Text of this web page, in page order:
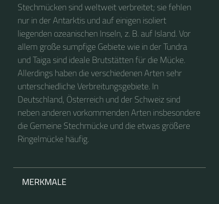
Stechmücken sind weltweit verbreitet; sie fehlen
nur in der Antarktis und auf einigen isoliert
liegenden ozeanischen Inseln, z. B. auf Island. Vor
allem große sumpfige Gebiete wie in der Tundra
und Taiga sind ideale Brutstätten für die Mücke.
Allerdings haben die verschiedenen Arten sehr
unterschiedliche Verbreitungsgebiete. In
Deutschland, Österreich und der Schweiz sind
neben anderen vorkommenden Arten insbesondere
die Gemeine Stechmücke und die etwas größere
Ringelmücke häufig.
MERKMALE